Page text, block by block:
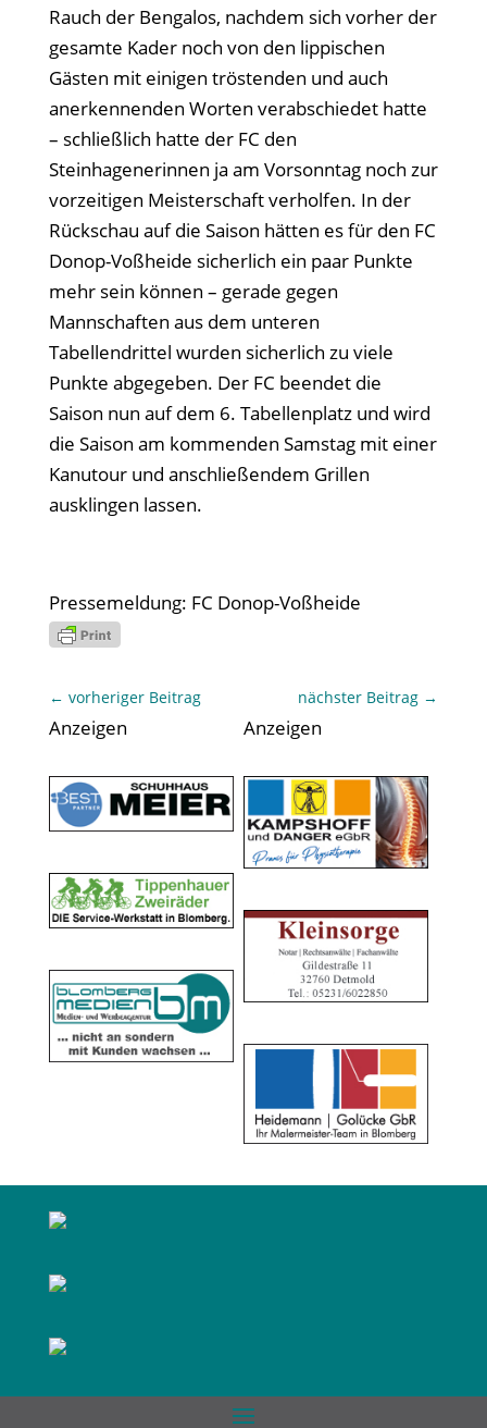
Rauch der Bengalos, nachdem sich vorher der
gesamte Kader noch von den lippischen
Gästen mit einigen tröstenden und auch
anerkennenden Worten verabschiedet hatte
– schließlich hatte der FC den
Steinhagenerinnen ja am Vorsonntag noch zur
vorzeitigen Meisterschaft verholfen. In der
Rückschau auf die Saison hätten es für den FC
Donop-Voßheide sicherlich ein paar Punkte
mehr sein können – gerade gegen
Mannschaften aus dem unteren
Tabellendrittel wurden sicherlich zu viele
Punkte abgegeben. Der FC beendet die
Saison nun auf dem 6. Tabellenplatz und wird
die Saison am kommenden Samstag mit einer
Kanutour und anschließendem Grillen
ausklingen lassen.
Pressemeldung: FC Donop-Voßheide
← vorheriger Beitrag nächster Beitrag →
Anzeigen Anzeigen